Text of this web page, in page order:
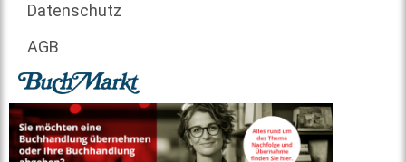
Datenschutz
AGB